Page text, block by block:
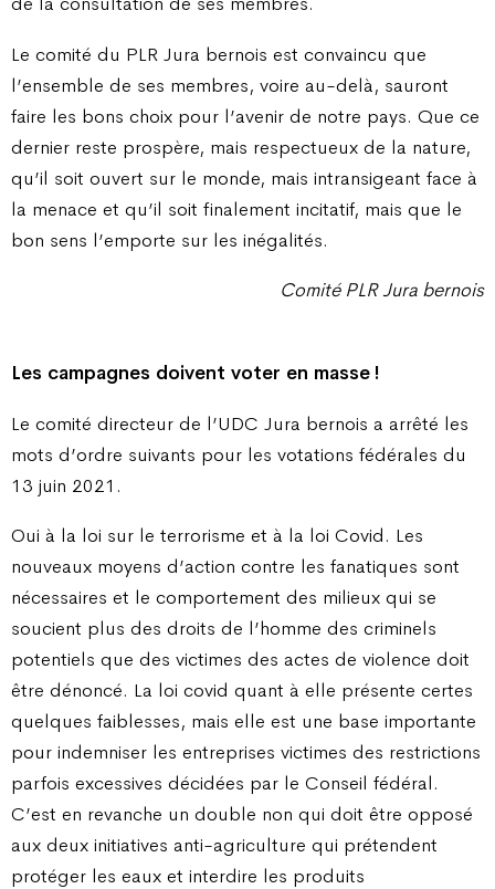
Le comité du PLR Jura bernois est convaincu que
l’ensemble de ses membres, voire au-delà, sauront
faire les bons choix pour l’avenir de notre pays. Que ce
dernier reste prospère, mais respectueux de la nature,
qu’il soit ouvert sur le monde, mais intransigeant face à
la menace et qu’il soit finalement incitatif, mais que le
bon sens l’emporte sur les inégalités.
Comité PLR Jura bernois
Les campagnes doivent voter en masse !
Le comité directeur de l’UDC Jura bernois a arrêté les
mots d’ordre suivants pour les votations fédérales du
13 juin 2021.
Oui à la loi sur le terrorisme et à la loi Covid. Les
nouveaux moyens d’action contre les fanatiques sont
nécessaires et le comportement des milieux qui se
soucient plus des droits de l’homme des criminels
potentiels que des victimes des actes de violence doit
être dénoncé. La loi covid quant à elle présente certes
quelques faiblesses, mais elle est une base importante
pour indemniser les entreprises victimes des restrictions
parfois excessives décidées par le Conseil fédéral.
C’est en revanche un double non qui doit être opposé
aux deux initiatives anti-agriculture qui prétendent
protéger les eaux et interdire les produits